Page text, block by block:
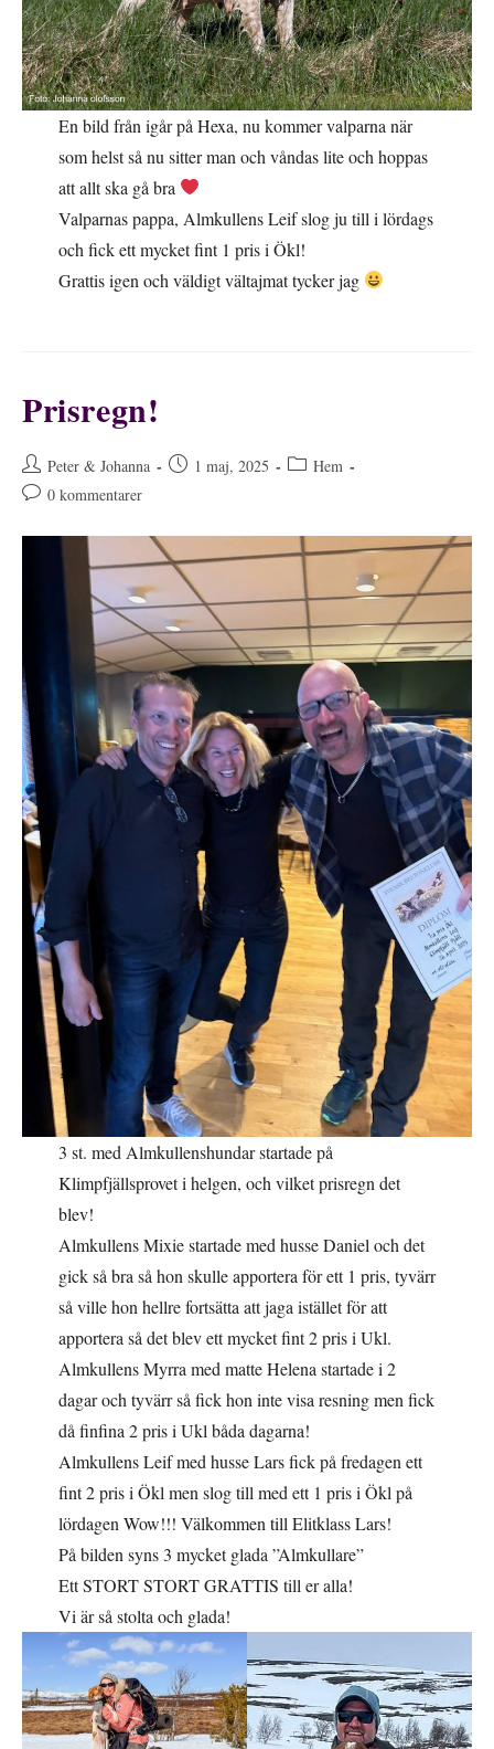
En bild från igår på Hexa, nu kommer valparna när
som helst så nu sitter man och våndas lite och hoppas
att allt ska gå bra
Valparnas pappa, Almkullens Leif slog ju till i lördags
och fick ett mycket fint 1 pris i Ökl!
Grattis igen och väldigt vältajmat tycker jag
Prisregn!
Inläggsförfattare:
Peter & Johanna
Inlägget1 maj, 2025 Inläggskategori:
Hem
Kommentarer
inlägget:
0 kommentarer
3 st. med Almkullenshundar startade på
Klimpfjällsprovet i helgen, och vilket prisregn det
blev!
Almkullens Mixie startade med husse Daniel och det
gick så bra så hon skulle apportera för ett 1 pris, tyvärr
så ville hon hellre fortsätta att jaga istället för att
apportera så det blev ett mycket fint 2 pris i Ukl.
Almkullens Myrra med matte Helena startade i 2
dagar och tyvärr så fick hon inte visa resning men fick
då finfina 2 pris i Ukl båda dagarna!
Almkullens Leif med husse Lars fick på fredagen ett
fint 2 pris i Ökl men slog till med ett 1 pris i Ökl på
lördagen Wow!!! Välkommen till Elitklass Lars!
På bilden syns 3 mycket glada ”Almkullare”
Ett STORT STORT GRATTIS till er alla!
Vi är så stolta och glada!